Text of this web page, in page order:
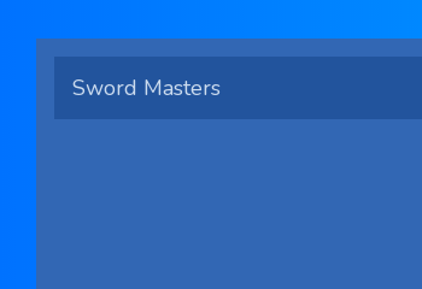
Sword Masters